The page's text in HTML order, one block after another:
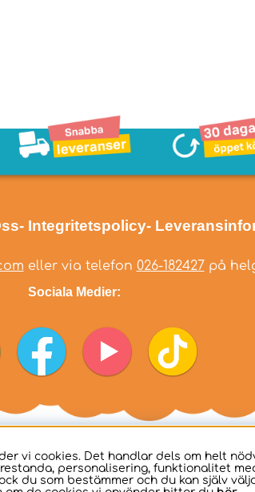
- Integritetspolicy-
eller via telefon 026-182427på
Sociala Medier:
vi cookies. Det handlar dels om helt
personalisering, funktionalitet
du som bestämmer och du kan själv